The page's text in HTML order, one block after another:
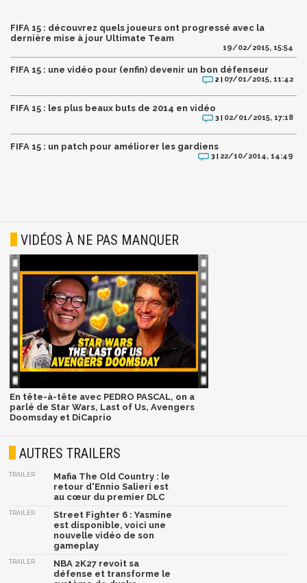
FIFA 15 : découvrez quels joueurs ont progressé avec la
dernière mise à jour Ultimate Team
19/02/2015, 15:54
FIFA 15 : une vidéo pour (enfin) devenir un bon défenseur
2 | 07/01/2015, 11:42
FIFA 15 : les plus beaux buts de 2014 en vidéo
3 | 02/01/2015, 17:18
FIFA 15 : un patch pour améliorer les gardiens
3 | 22/10/2014, 14:49
VIDÉOS À NE PAS MANQUER
En tête-à-tête avec PEDRO PASCAL, on a
parlé de Star Wars, Last of Us, Avengers
Doomsday et DiCaprio
AUTRES TRAILERS
TRAILER
Mafia The Old Country : le
retour d'Ennio Salieri est
au cœur du premier DLC
TRAILER
Street Fighter 6 : Yasmine
est disponible, voici une
nouvelle vidéo de son
gameplay
TRAILER
NBA 2K27 revoit sa
défense et transforme le